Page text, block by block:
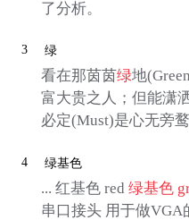
了分析。
3 绿
看在那茵茵绿地
富大贵之人；但能潇
必定(Must)是心无旁鹜
4 绿基色
... 红基色 red 绿基色
串口接头 用于做VGA